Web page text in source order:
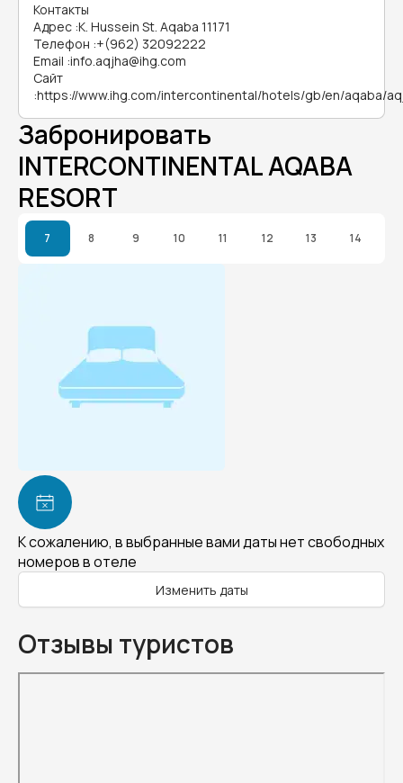
Контакты
Адрес :K. Hussein St. Aqaba 11171
Телефон :+(962) 32092222
Email :info.aqjha@ihg.com
Сайт
:https://www.ihg.com/intercontinental/hotels/gb/en/aqaba/
Забронировать
INTERCONTINENTAL AQABA
RESORT
7 8 9 10 11 12 13 14
К сожалению, в выбранные вами даты нет свободных
номеров в отеле
Изменить даты
Отзывы туристов